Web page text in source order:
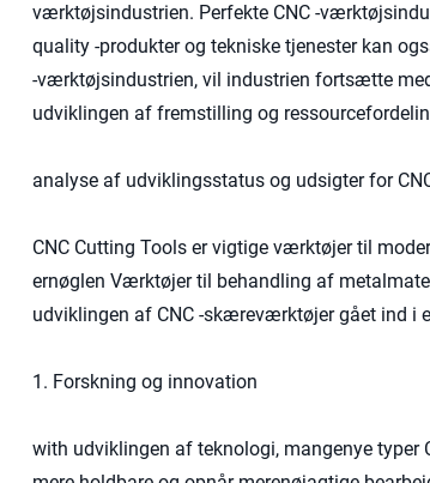
værktøjsindustrien. Perfekte CNC -
quality -produkter og tekniske tjenester kan
-værktøjsindustrien, vil industrien fortsætte
udviklingen af ​​fremstilling og
analyse af udviklingsstatus og udsigter for
CNC Cutting Tools er vigtige værktøjer til
ernøglen Værktøjer til behandling af
udviklingen af ​​CNC -skæreværktøjer gået ind
1. Forskning og innovation
with udviklingen af ​​teknologi, mangenye typer